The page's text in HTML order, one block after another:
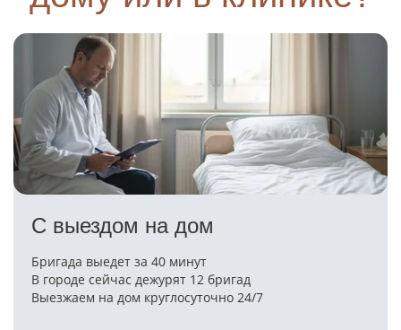
С выездом на дом
Бригада выедет за 40 минут
В городе сейчас дежурят 12 бригад
Выезжаем на дом круглосуточно 24/7